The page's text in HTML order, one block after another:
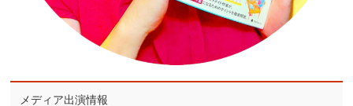
メディア出演情報